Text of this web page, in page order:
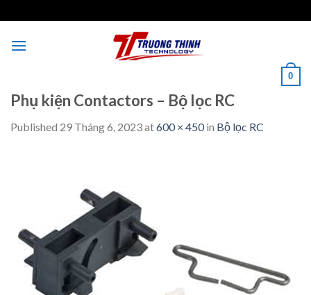
to
content
0
Phụ kiện Contactors – Bộ lọc RC
Published 29 Tháng 6, 2023at600 × 450in Bộ lọc RC